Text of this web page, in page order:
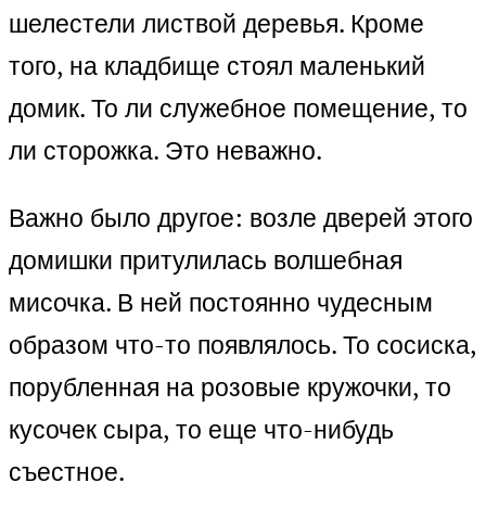
шелестели листвой деревья. Кроме
того, на кладбище стоял маленький
домик. То ли служебное помещение, то
ли сторожка. Это неважно.
Важно было другое: возле дверей этого
домишки притулилась волшебная
мисочка. В ней постоянно чудесным
образом что-то появлялось. То сосиска,
порубленная на розовые кружочки, то
кусочек сыра, то еще что-нибудь
съестное.